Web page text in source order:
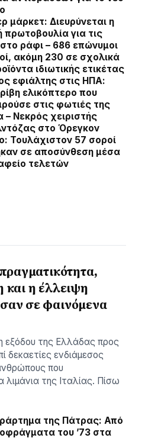
μάρκετ: Διευρύνεται η
πρωτοβουλία για τις
στο ράφι – 686 επώνυμοι
ακόμη 230 σε σχολικά
ιδιωτικής ετικέτας
εφιάλτης στις ΗΠΑ:
ελικόπτερο που
στις φωτιές της
– Νεκρός χειριστής
στο Όρεγκον
Τουλάχιστον 57 σοροί
σε αποσύνθεση μέσα
τελετών
η έλλειψη
σε φαινόμενα
εξόδου της Ελλάδας προς
δεκαετίες ενδιάμεσος
που
της Ιταλίας. Πίσω
της Πάτρας: Από
του ’73 στα